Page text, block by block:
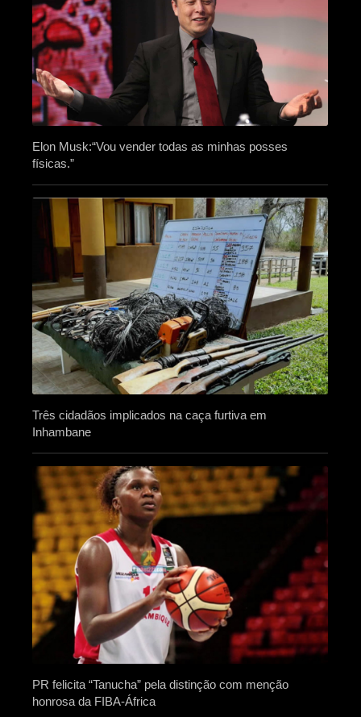
Elon Musk:“Vou vender todas as minhas posses
físicas.”
Três cidadãos implicados na caça furtiva em
Inhambane
PR felicita “Tanucha” pela distinção com menção
honrosa da FIBA-África